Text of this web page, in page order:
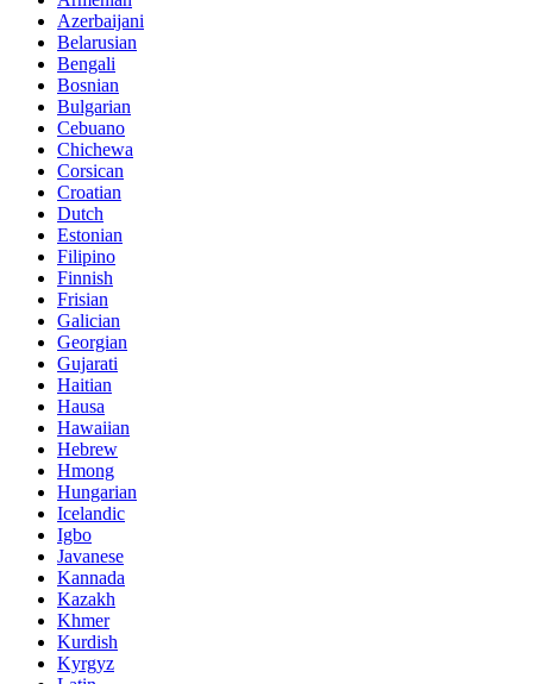
Azerbaijani
Belarusian
Bengali
Bosnian
Bulgarian
Cebuano
Chichewa
Corsican
Croatian
Dutch
Estonian
Filipino
Finnish
Frisian
Galician
Georgian
Gujarati
Haitian
Hausa
Hawaiian
Hebrew
Hmong
Hungarian
Icelandic
Igbo
Javanese
Kannada
Kazakh
Khmer
Kurdish
Kyrgyz